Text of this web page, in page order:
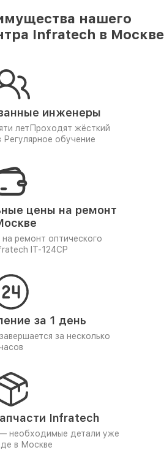
нашего
Infratech в Москве
инженеры
лет Проходят жёсткий
Регулярное обучение
цены на ремонт
ремонт оптического
IT-124CP
за 1 день
за несколько
Infratech
необходимые детали уже
в Москве